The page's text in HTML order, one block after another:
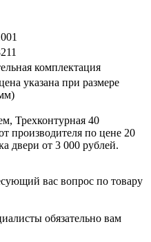
комплектация
указана при размере
Трехконтурная 40
производителя по цене 20
двери от 3 000 рублей.
вас вопрос по товару
обязательно вам